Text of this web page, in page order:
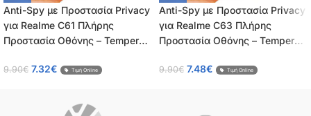
Anti-Spy με Προστασία Privacy
για Realme C61 Πλήρης
Προστασία Οθόνης – Tempered
0.26mm
9.90€ 7.32€ Τιμή Online
Anti-Spy με Προστασία Privacy
για Realme C63 Πλήρης
Προστασία Οθόνης – Tempered
0.26mm
9.90€ 7.48€ Τιμή Online